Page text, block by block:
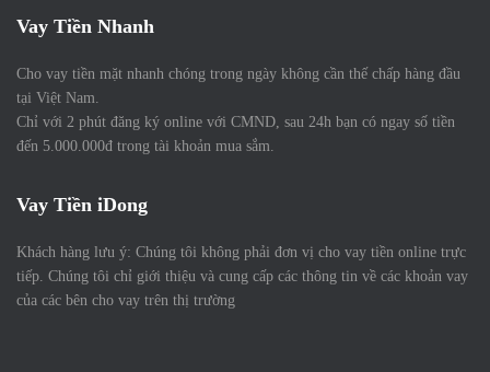
Vay Tiền Nhanh
Cho vay tiền mặt nhanh chóng trong ngày không cần thế chấp hàng đầu
tại Việt Nam.
Chỉ với 2 phút đăng ký online với CMND, sau 24h bạn có ngay số tiền
đến 5.000.000đ trong tài khoản mua sắm.
Vay Tiền iDong
Khách hàng lưu ý: Chúng tôi không phải đơn vị cho vay tiền online trực
tiếp. Chúng tôi chỉ giới thiệu và cung cấp các thông tin về các khoản vay
của các bên cho vay trên thị trường